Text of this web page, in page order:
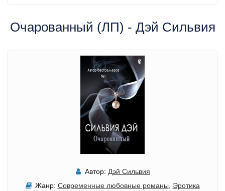
Очарованный (ЛП) - Дэй Сильвия
Автор: Дэй Сильвия
Жанр: Современные любовные романы
Эротика